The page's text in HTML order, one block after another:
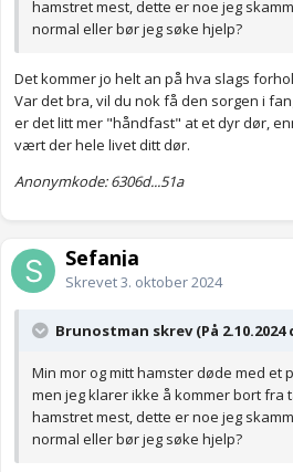
hamstret mest, dette er noe jeg
normal eller bør jeg søke hjelp?
Det kommer jo helt an på hva slags
Var det bra, vil du nok få den sorgen i
er det litt mer "håndfast" at et dyr dør,
vært der hele livet ditt dør.
Anonymkode: 6306d...51a
Sefanja
Skrevet3. oktober 2024
Brunostman skrev (På 2.10.2024
Min mor og mitt hamster døde med et
men jeg klarer ikke å kommer bort fra
hamstret mest, dette er noe jeg
normal eller bør jeg søke hjelp?